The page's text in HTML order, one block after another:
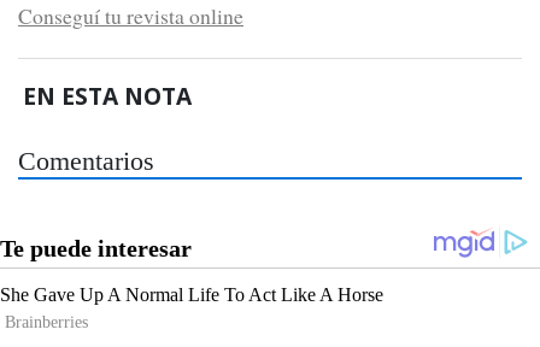
Conseguí tu revista online
EN ESTA NOTA
Comentarios